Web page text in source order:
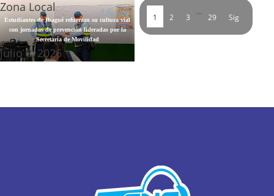
Zona Local
Estudiantes de Ibagué refuerzan su cultura vial
con jornadas de prevención lideradas por la
Secretaría de Movilidad
julio 8, 2026
1 2 3
…
29 Sig